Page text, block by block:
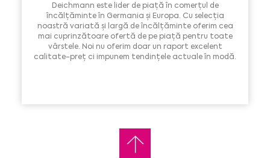
Deichmann este lider de piață în comerțul de
încălțăminte în Germania și Europa. Cu selecția
noastră variată și largă de încălțăminte oferim cea
mai cuprinzătoare ofertă de pe piață pentru toate
vârstele. Noi nu oferim doar un raport excelent
calitate-preț ci impunem tendințele actuale în modă.